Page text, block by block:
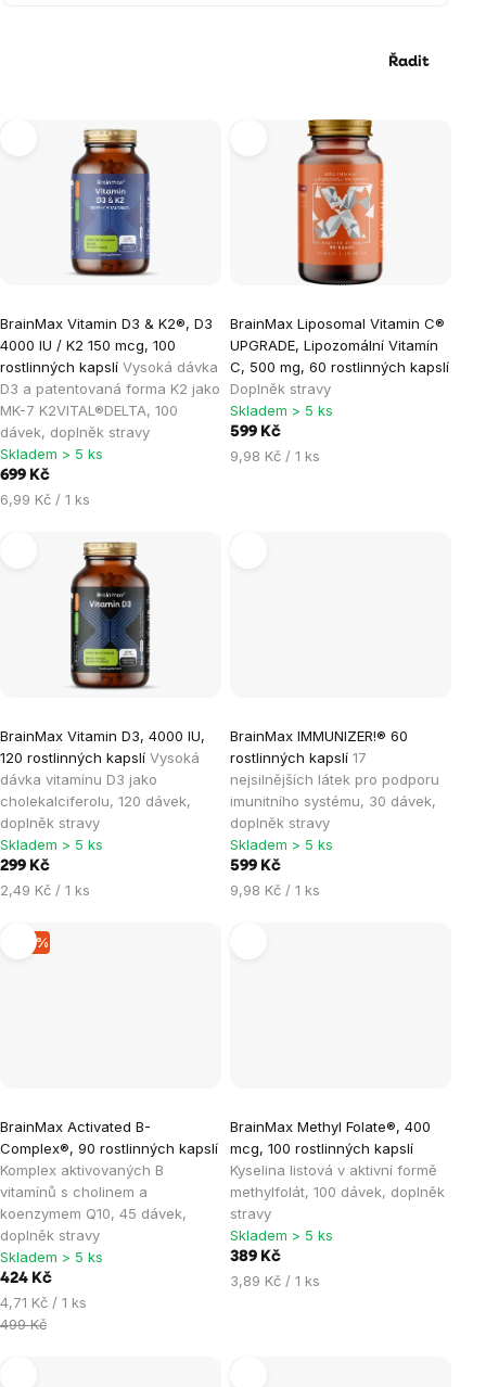
Řadit
produktů
BrainMax Vitamin D3 & K2®, D3
4000 IU / K2 150 mcg, 100
rostlinných kapslí Vysoká dávka
D3 a patentovaná forma K2 jako
MK-7 K2VITAL®DELTA, 100
dávek, doplněk stravy
Skladem > 5 ks
699 Kč
Měrná
6,99 Kč / 1 ks
BrainMax Liposomal Vitamin C®
UPGRADE, Lipozomální Vitamín
C, 500 mg, 60 rostlinných kapslí
Doplněk stravy
Skladem > 5 ks
599 Kč
Měrná
9,98 Kč / 1 ks
BrainMax Vitamin D3, 4000 IU,
120 rostlinných kapslí Vysoká
dávka vitamínu D3 jako
cholekalciferolu, 120 dávek,
doplněk stravy
Skladem > 5 ks
299 Kč
Měrná
2,49 Kč / 1 ks
BrainMax IMMUNIZER!® 60
rostlinných kapslí 17
nejsilnějších látek pro podporu
imunitního systému, 30 dávek,
doplněk stravy
Skladem > 5 ks
599 Kč
Měrná
9,98 Kč / 1 ks
–15 %
BrainMax Activated B-
Complex®, 90 rostlinných kapslí
Komplex aktivovaných B
vitamínů s cholinem a
koenzymem Q10, 45 dávek,
doplněk stravy
hodnocení
produktu
je
5,0
z
5
hvězdiček.
Skladem > 5 ks
424 Kč
Měrná
cena:
4,71 Kč / 1 ks
499 Kč
BrainMax Methyl Folate®, 400
mcg, 100 rostlinných kapslí
Kyselina listová v aktivní formě
methylfolát, 100 dávek, doplněk
stravy
Skladem > 5 ks
389 Kč
Měrná
3,89 Kč / 1 ks